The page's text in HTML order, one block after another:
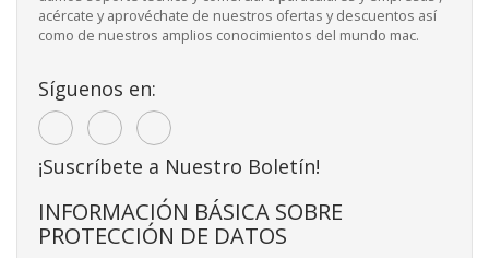
acércate y aprovéchate de nuestros ofertas y descuentos así
como de nuestros amplios conocimientos del mundo mac.
Síguenos en:
¡Suscríbete a Nuestro Boletín!
INFORMACIÓN BÁSICA SOBRE
PROTECCIÓN DE DATOS